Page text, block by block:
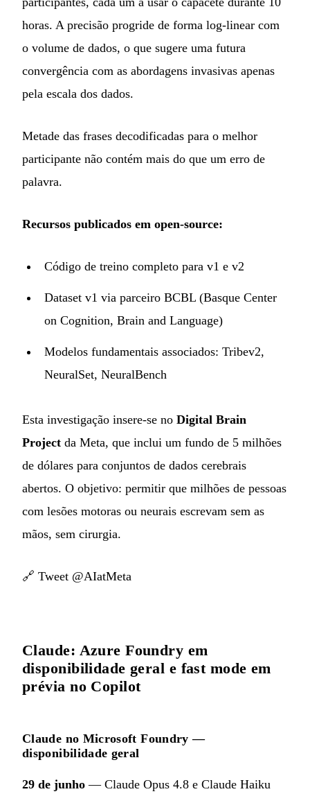
horas. A precisão progride de forma log-linear com
o volume de dados, o que sugere uma futura
convergência com as abordagens invasivas apenas
pela escala dos dados.
Metade das frases decodificadas para o melhor
participante não contém mais do que um erro de
palavra.
Recursos publicados em open-source:
Código de treino completo para v1 e v2
Dataset v1 via parceiro BCBL (Basque Center
on Cognition, Brain and Language)
Modelos fundamentais associados: Tribev2,
NeuralSet, NeuralBench
Esta investigação insere-se no Digital Brain
Project da Meta, que inclui um fundo de 5 milhões
de dólares para conjuntos de dados cerebrais
abertos. O objetivo: permitir que milhões de pessoas
com lesões motoras ou neurais escrevam sem as
mãos, sem cirurgia.
🔗 Tweet @AIatMeta
Claude: Azure Foundry em
disponibilidade geral e fast mode em
prévia no Copilot
Claude no Microsoft Foundry —
disponibilidade geral
29 de junho — Claude Opus 4.8 e Claude Haiku